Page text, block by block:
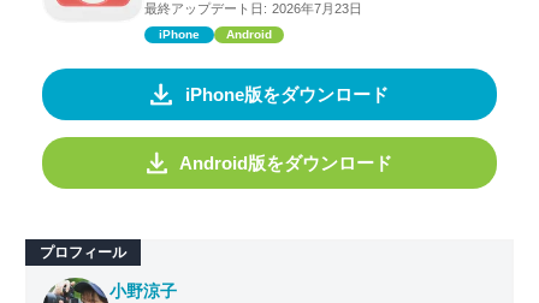
最終アップデート日: 2026年7月23日
iPhone Android
iPhone版をダウンロード
Android版をダウンロード
プロフィール
小野涼子